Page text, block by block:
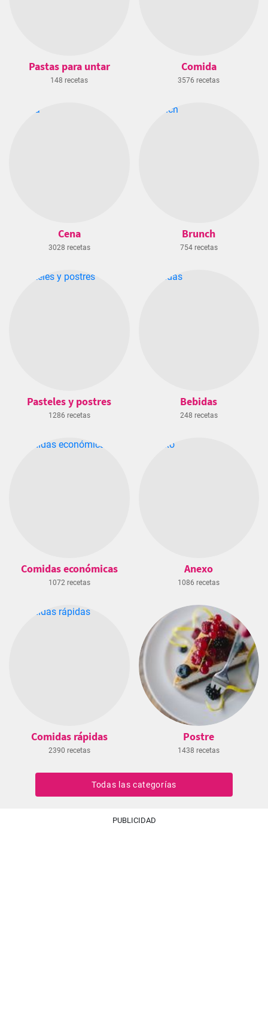
Pastas para untar
148 recetas
Comida
3576 recetas
Cena
3028 recetas
Brunch
754 recetas
Pasteles y postres
1286 recetas
Bebidas
248 recetas
Comidas económicas
1072 recetas
Anexo
1086 recetas
Comidas rápidas
2390 recetas
Postre
1438 recetas
Todas las categorías
PUBLICIDAD